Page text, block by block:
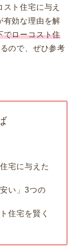
ト住宅に与え
有効な理由を解
でローコスト住
ので、ぜひ参考
宅に与えた
い」3つの
住宅を賢く